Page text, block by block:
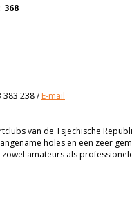
368
383 238/E-mail
van de Tsjechische
holes en een zeer
amateurs als